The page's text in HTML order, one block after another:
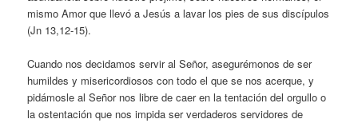
mismo Amor que llevó a Jesús a lavar los pies de sus discípulos
(Jn 13,12-15).
Cuando nos decidamos servir al Señor, asegurémonos de ser
humildes y misericordiosos con todo el que se nos acerque, y
pidámosle al Señor nos libre de caer en la tentación del orgullo o
la ostentación que nos impida ser verdaderos servidores de